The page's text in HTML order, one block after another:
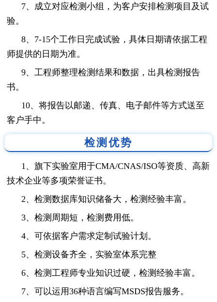
7、成立对应检测小组，为客户安排检测项目及试
验。
8、7-15个工作日完成试验，具体日期请依据工程
师提供的日期为准。
9、工程师整理检测结果和数据，出具检测报告
书。
10、将报告以邮递、传真、电子邮件等方式送至
客户手中。
检测优势
1、旗下实验室用于CMA/CNAS/ISO等资质、高新
技术企业等多项荣誉证书。
2、检测数据库知识储备大，检测经验丰富。
3、检测周期短，检测费用低。
4、可依据客户需求定制试验计划。
5、检测设备齐全，实验室体系完整
6、检测工程师专业知识过硬，检测经验丰富。
7、可以运用36种语言编写MSDS报告服务。